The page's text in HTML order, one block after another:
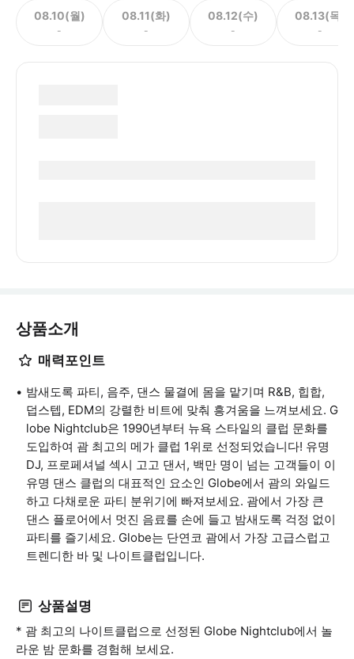
08.10(월)
-
08.11(화)
-
08.12(수)
-
08.13(목)
-
상품소개
매력포인트
밤새도록 파티, 음주, 댄스 물결에 몸을 맡기며 R&B, 힙합,
덥스텝, EDM의 강렬한 비트에 맞춰 흥겨움을 느껴보세요. G
lobe Nightclub은 1990년부터 뉴욕 스타일의 클럽 문화를
도입하여 괌 최고의 메가 클럽 1위로 선정되었습니다! 유명
DJ, 프로페셔널 섹시 고고 댄서, 백만 명이 넘는 고객들이 이
유명 댄스 클럽의 대표적인 요소인 Globe에서 괌의 와일드
하고 다채로운 파티 분위기에 빠져보세요. 괌에서 가장 큰
댄스 플로어에서 멋진 음료를 손에 들고 밤새도록 걱정 없이
파티를 즐기세요. Globe는 단연코 괌에서 가장 고급스럽고
트렌디한 바 및 나이트클럽입니다.
상품설명
* 괌 최고의 나이트클럽으로 선정된 Globe Nightclub에서 놀
라운 밤 문화를 경험해 보세요.